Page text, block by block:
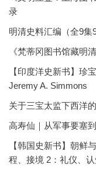
录
明清史料汇编（全9集
《梵蒂冈图书馆藏明
【印度洋史新书】珍
Jeremy A. Simmons
关于三宝太监下西洋
高寿仙｜从军事要塞
【韩国史新书】朝鲜
程、接境 2：礼仪、